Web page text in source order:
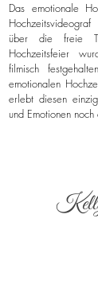
Das emotionale
über die freie
Hochzeitsfeier
filmisch
emotionalen
erlebt diesen
und Emotionen